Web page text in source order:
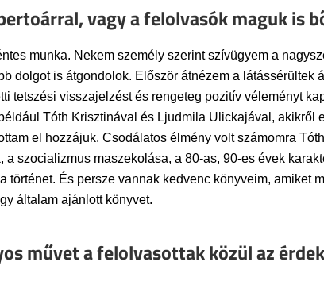
vagy a felolvasók maguk is
munka. Nekem személy szerint szívügyem a
dolgot is átgondolok. Először átnézem a
tetszési visszajelzést és rengeteg pozitív véleményt
Tóth Krisztinával és Ljudmila Ulickajával, akikről
el hozzájuk. Csodálatos élmény volt számomra
szocializmus maszekolása, a 80-as, 90-es évek
És persze vannak kedvenc könyveim, amiket
általam ajánlott könyvet.
művet a felolvasottak közül az